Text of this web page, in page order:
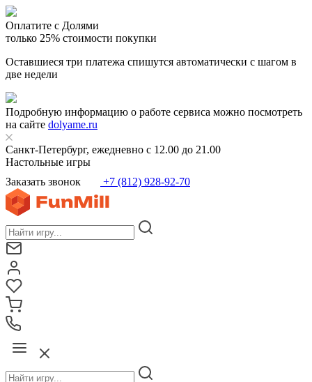
Оплатите с Долями
только 25% стоимости покупки
Оставшиеся три платежа спишутся автоматически с шагом в
две недели
Подробную информацию о работе сервиса можно посмотреть
на сайте dolyame.ru
Санкт-Петербург, ежедневно с 12.00 до 21.00
Настольные игры
Заказать звонок
+7 (812) 928-92-70